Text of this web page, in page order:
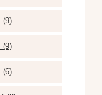
(9)
(9)
(6)